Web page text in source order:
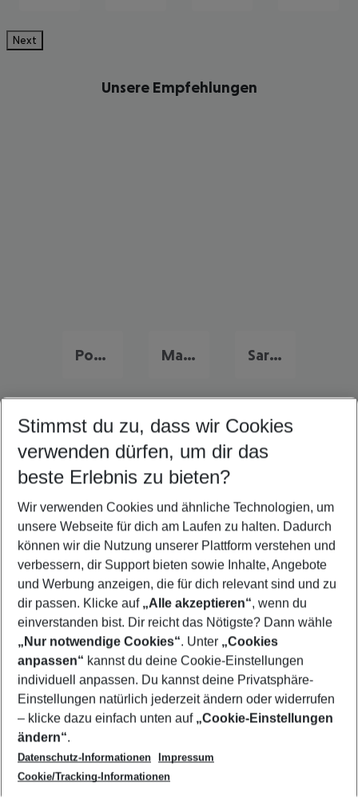
Next
Unsere Empfehlungen
Portugal Familienurlaub Malta Familienurlaub Sardinien Familienurlaub
Quicklinks
Urlaub Palma de Mallorca
Frübucher Angebote Palma de Mallorca für 2026
Flug & Hotel Palma de Mallorca
Last Minute Palma de Mallorca
Pauschalreisen Palma de Mallorca
Footer
Footer navigation
Über uns
AGB
Bestpreisgarantie
Cookie-Einstellungen ändern
Cookie-Richtlinie
Agenturbetreuung
Barrierefreies Reisen
Folge uns
Stimmst du zu, dass wir Cookies
verwenden dürfen, um dir das
beste Erlebnis zu bieten?
Wir verwenden Cookies und ähnliche Technologien, um
unsere Webseite für dich am Laufen zu halten. Dadurch
können wir die Nutzung unserer Plattform verstehen und
verbessern, dir Support bieten sowie Inhalte, Angebote
und Werbung anzeigen, die für dich relevant sind und zu
dir passen. Klicke auf „Alle akzeptieren“, wenn du
einverstanden bist. Dir reicht das Nötigste? Dann wähle
„Nur notwendige Cookies“. Unter „Cookies
anpassen“ kannst du deine Cookie-Einstellungen
individuell anpassen. Du kannst deine Privatsphäre-
Einstellungen natürlich jederzeit ändern oder widerrufen
– klicke dazu einfach unten auf „Cookie-Einstellungen
ändern“.
Datenschutz-Informationen
Impressum
Cookie/Tracking-Informationen